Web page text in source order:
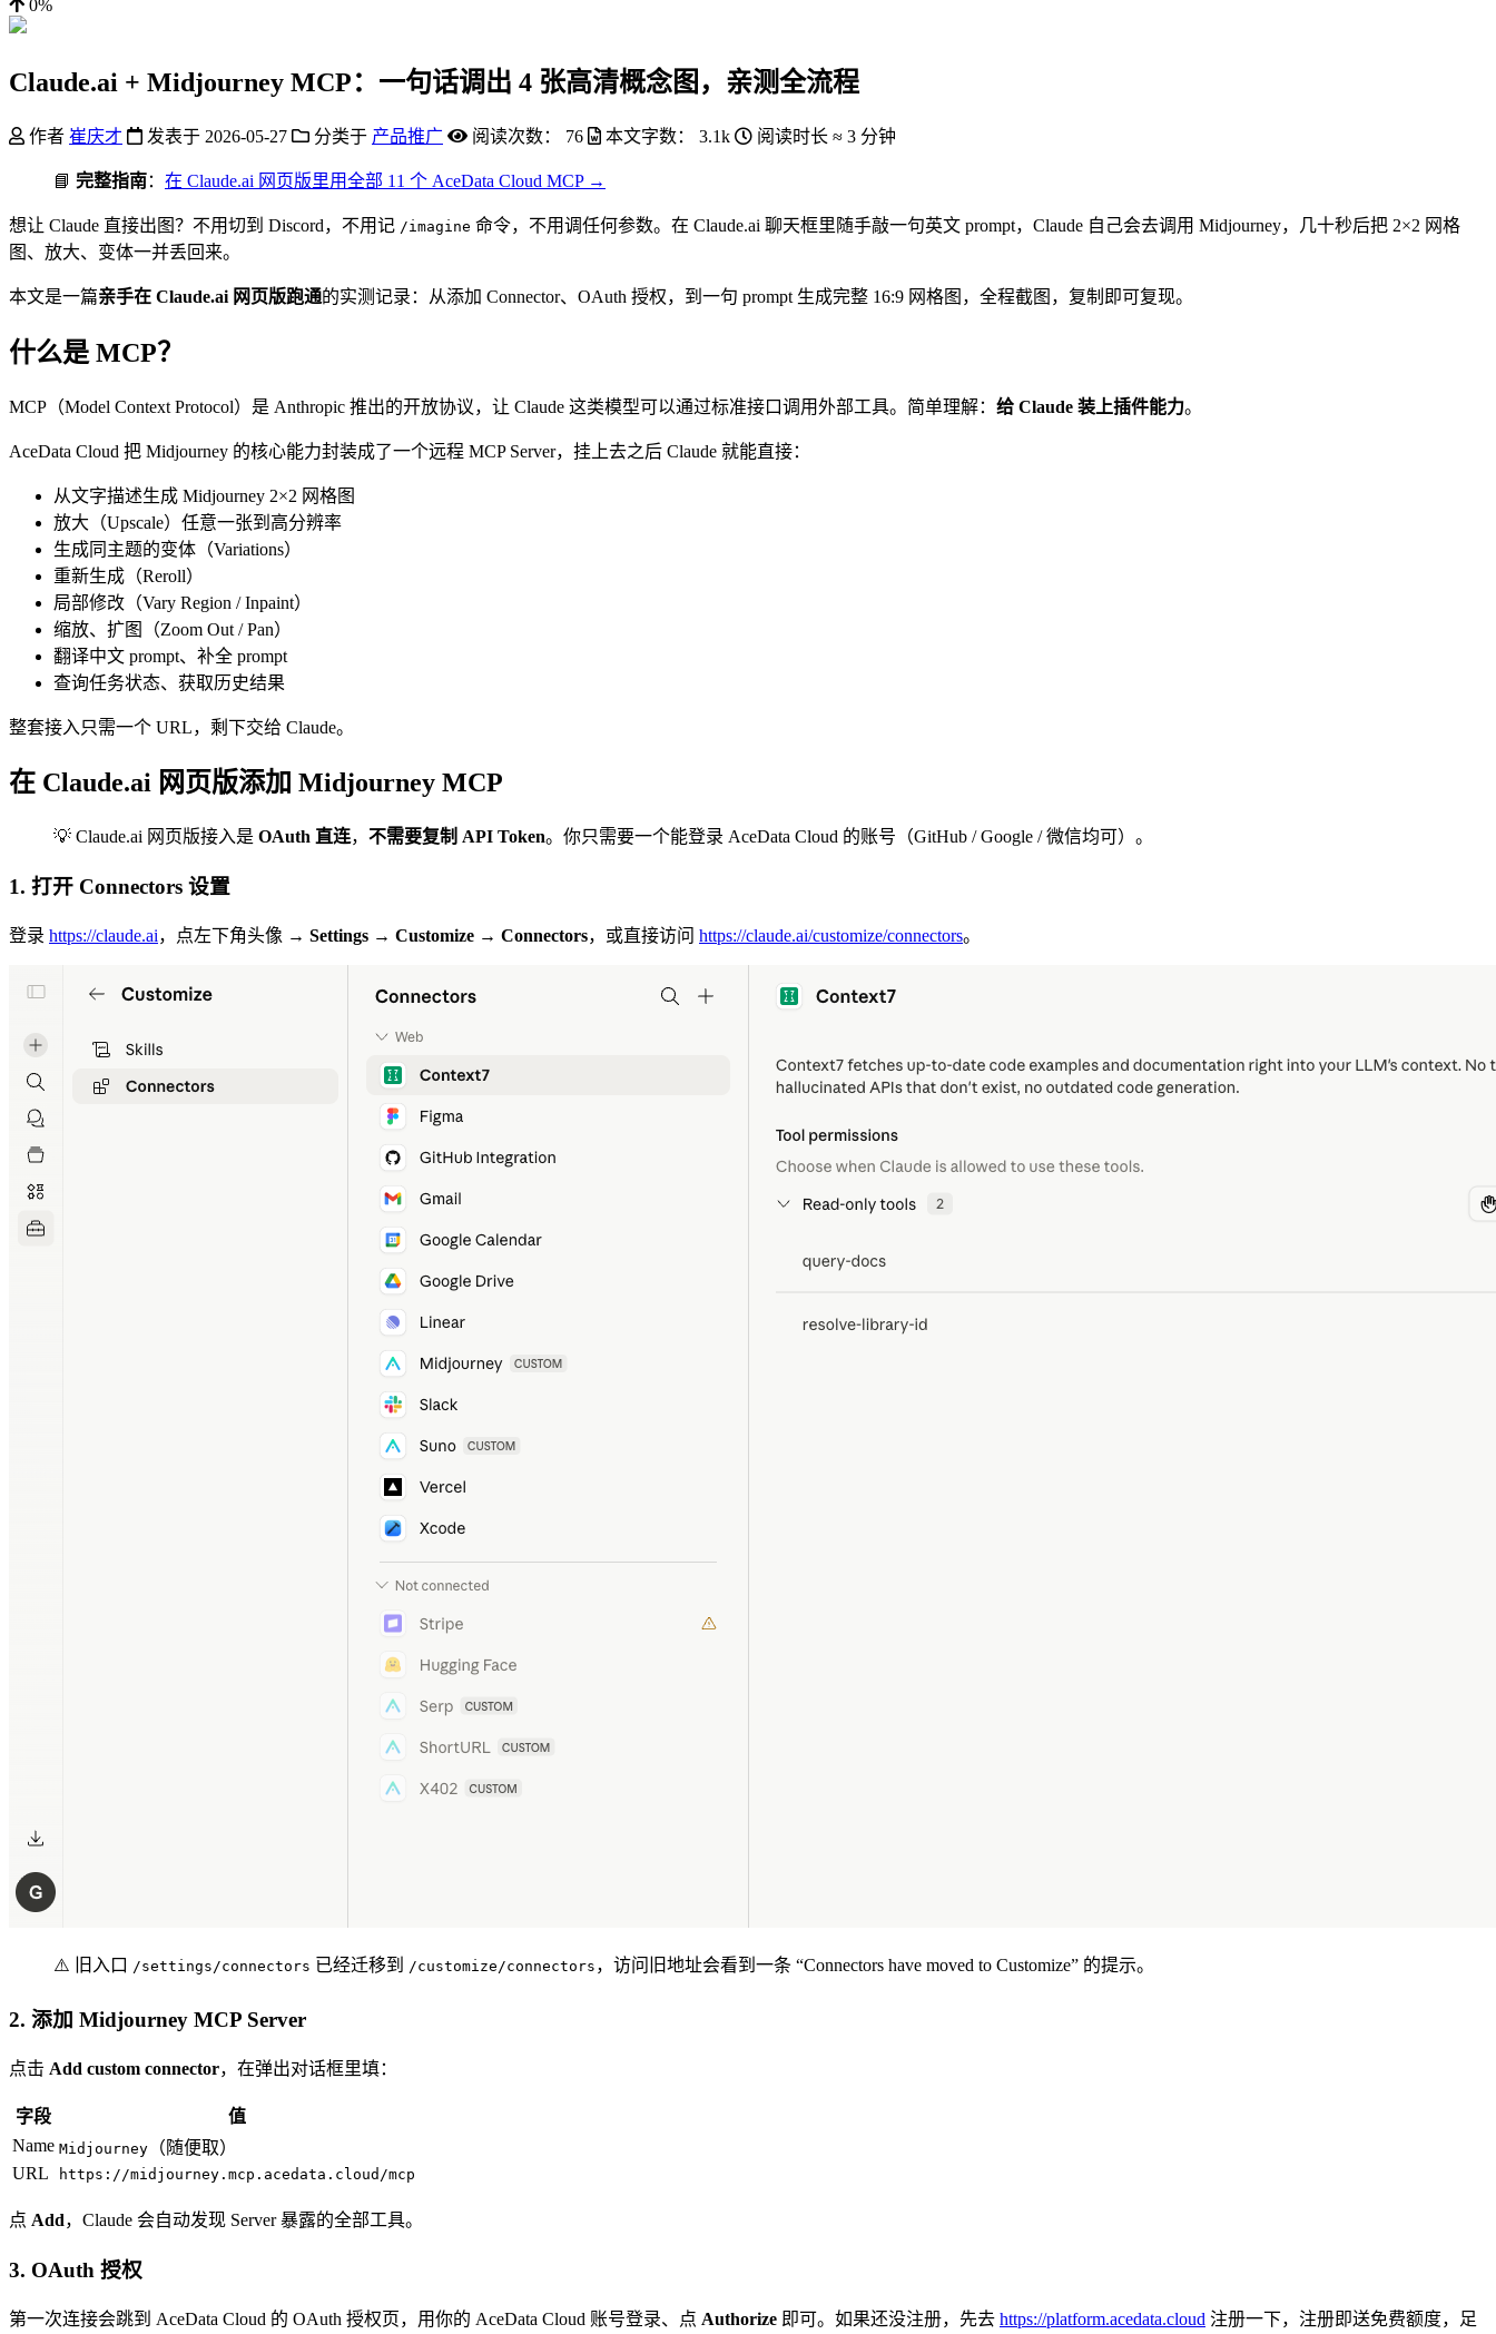
0%
Claude.ai + Midjourney MCP：一句话调出 4 张高清概念图，亲测全流程
作者 崔庆才 发表于 2026-05-27 分类于 产品推广 阅读次数： 76 本文字数： 3.1k 阅读时长 ≈ 3 分钟
📘 完整指南： 在 Claude.ai 网页版里用全部 11 个 AceData Cloud MCP →
想让 Claude 直接出图？不用切到 Discord，不用记 /imagine 命令，不用调任何参数。在 Claude.ai 聊天框里随手敲一句英文 prompt，Claude 自己会去调用 Midjourney，几十秒后把 2×2 网格
图、放大、变体一并丢回来。
本文是一篇亲手在 Claude.ai 网页版跑通的实测记录：从添加 Connector、OAuth 授权，到一句 prompt 生成完整 16:9 网格图，全程截图，复制即可复现。
什么是 MCP？
MCP（Model Context Protocol）是 Anthropic 推出的开放协议，让 Claude 这类模型可以通过标准接口调用外部工具。简单理解： 给 Claude 装上插件能力。
AceData Cloud 把 Midjourney 的核心能力封装成了一个远程 MCP Server，挂上去之后 Claude 就能直接：
从文字描述生成 Midjourney 2×2 网格图
放大（Upscale）任意一张到高分辨率
生成同主题的变体（Variations）
重新生成（Reroll）
局部修改（Vary Region / Inpaint）
缩放、扩图（Zoom Out / Pan）
翻译中文 prompt、补全 prompt
查询任务状态、获取历史结果
整套接入只需一个 URL，剩下交给 Claude。
在 Claude.ai 网页版添加 Midjourney MCP
💡 Claude.ai 网页版接入是 OAuth 直连， 不需要复制 API Token。你只需要一个能登录 AceData Cloud 的账号（GitHub / Google / 微信均可）。
1. 打开 Connectors 设置
登录 https://claude.ai，点左下角头像 → Settings → Customize → Connectors，或直接访问 https://claude.ai/customize/connectors。
⚠️ 旧入口 /settings/connectors 已经迁移到 /customize/connectors ，访问旧地址会看到一条 “Connectors have moved to Customize” 的提示。
2. 添加 Midjourney MCP Server
点击 Add custom connector，在弹出对话框里填：
字段
值
Name Midjourney （随便取）
URL
https://midjourney.mcp.acedata.cloud/mcp
点 Add，Claude 会自动发现 Server 暴露的全部工具。
3. OAuth 授权
第一次连接会跳到 AceData Cloud 的 OAuth 授权页，用你的 AceData Cloud 账号登录、点 Authorize 即可。如果还没注册，先去 https://platform.acedata.cloud 注册一下，注册即送免费额度，足